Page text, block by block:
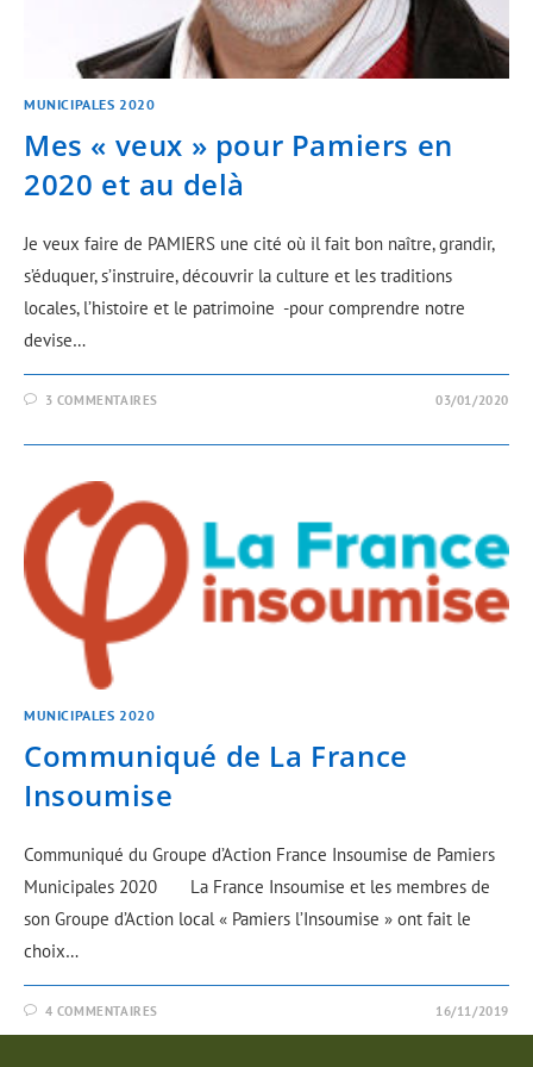
MUNICIPALES 2020
Mes « veux » pour Pamiers en
2020 et au delà
Je veux faire de PAMIERS une cité où il fait bon naître, grandir,
s’éduquer, s’instruire, découvrir la culture et les traditions
locales, l’histoire et le patrimoine -pour comprendre notre
devise…
3 COMMENTAIRES 03/01/2020
MUNICIPALES 2020
Communiqué de La France
Insoumise
Communiqué du Groupe d’Action France Insoumise de Pamiers
Municipales 2020 La France Insoumise et les membres de
son Groupe d’Action local « Pamiers l’Insoumise » ont fait le
choix…
4 COMMENTAIRES 16/11/2019